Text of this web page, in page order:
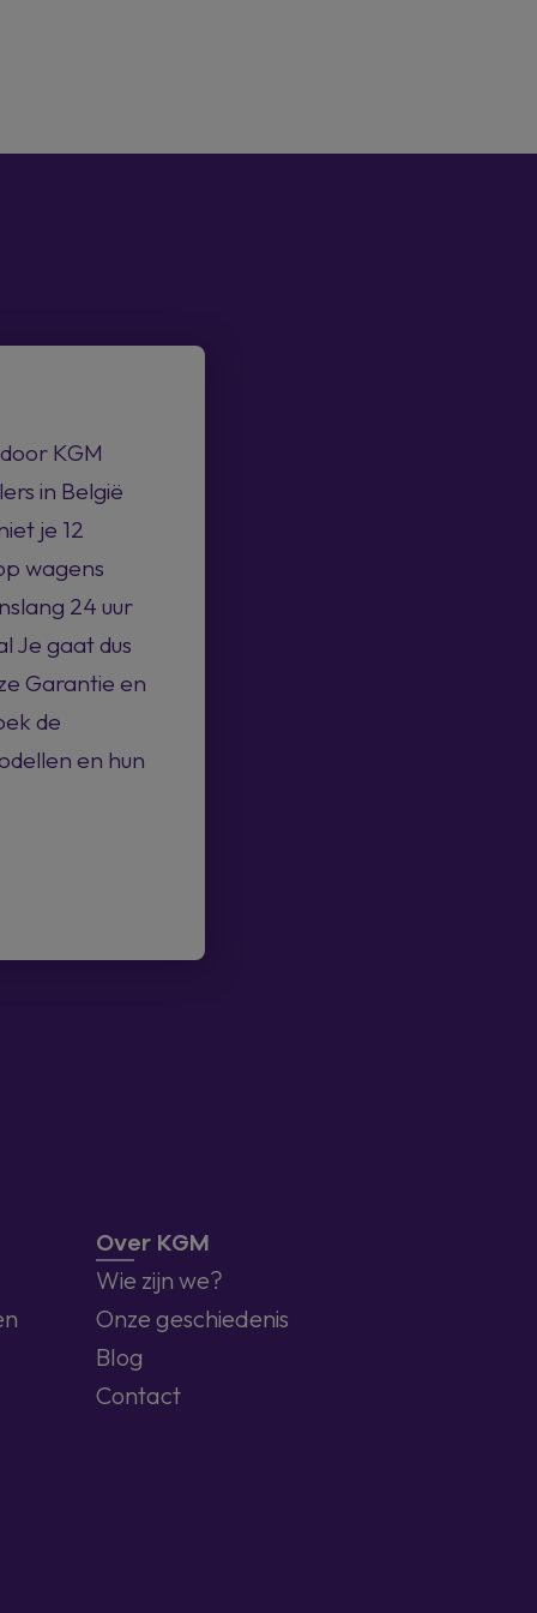
KGM
in België
je 12
wagens
24 uur
Je gaat dus
Garantie en
de
en hun
Over KGM
Wie zijn we?
Onze geschiedenis
Blog
Contact